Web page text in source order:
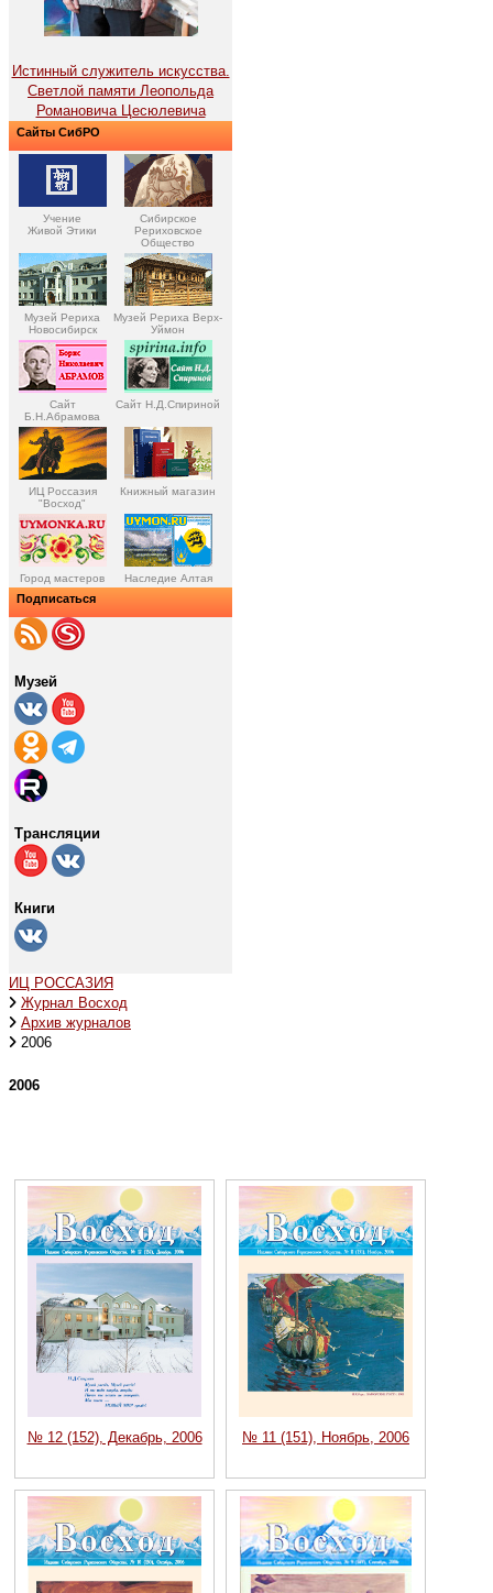
Истинный служитель искусства.
Светлой памяти Леопольда
Романовича Цесюлевича
Сайты СибРО
Учение
Живой Этики
Сибирское
Рериховское
Общество
Музей Рериха
Новосибирск
Музей Рериха Верх-
Уймон
Сайт
Б.Н.Абрамова
Сайт Н.Д.Спириной
ИЦ Россазия
"Восход"
Книжный магазин
Город мастеров Наследие Алтая
Подписаться
Музей
Трансляции
Книги
ИЦ РОССАЗИЯ
Журнал Восход
Архив журналов
2006
2006
№ 12 (152), Декабрь, 2006 № 11 (151), Ноябрь, 2006